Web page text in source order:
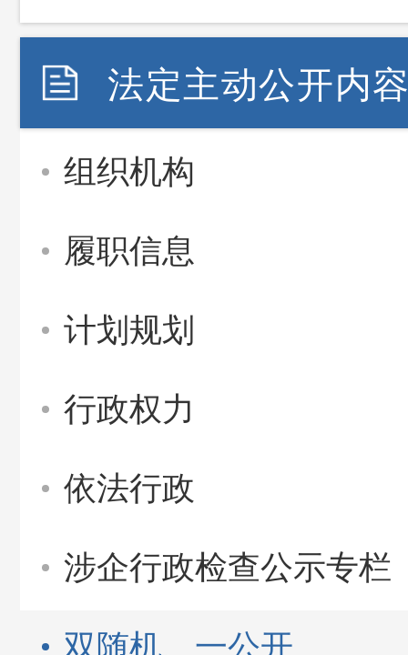
法定主动公开内
组织机构
履职信息
计划规划
行政权力
依法行政
涉企行政检查公示专栏
双随机、一公开